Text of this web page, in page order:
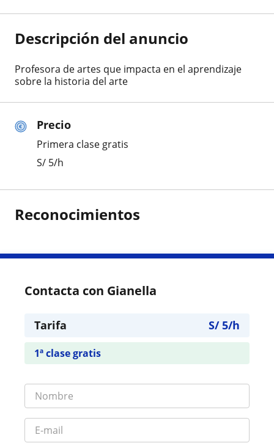
Precio
Primera clase gratis
S/ 5/h
Descripción del anuncio
Profesora de artes que impacta en el aprendizaje
sobre la historia del arte
Reconocimientos
Contacta con Gianella
Tarifa S/5/h
1ª clase gratis